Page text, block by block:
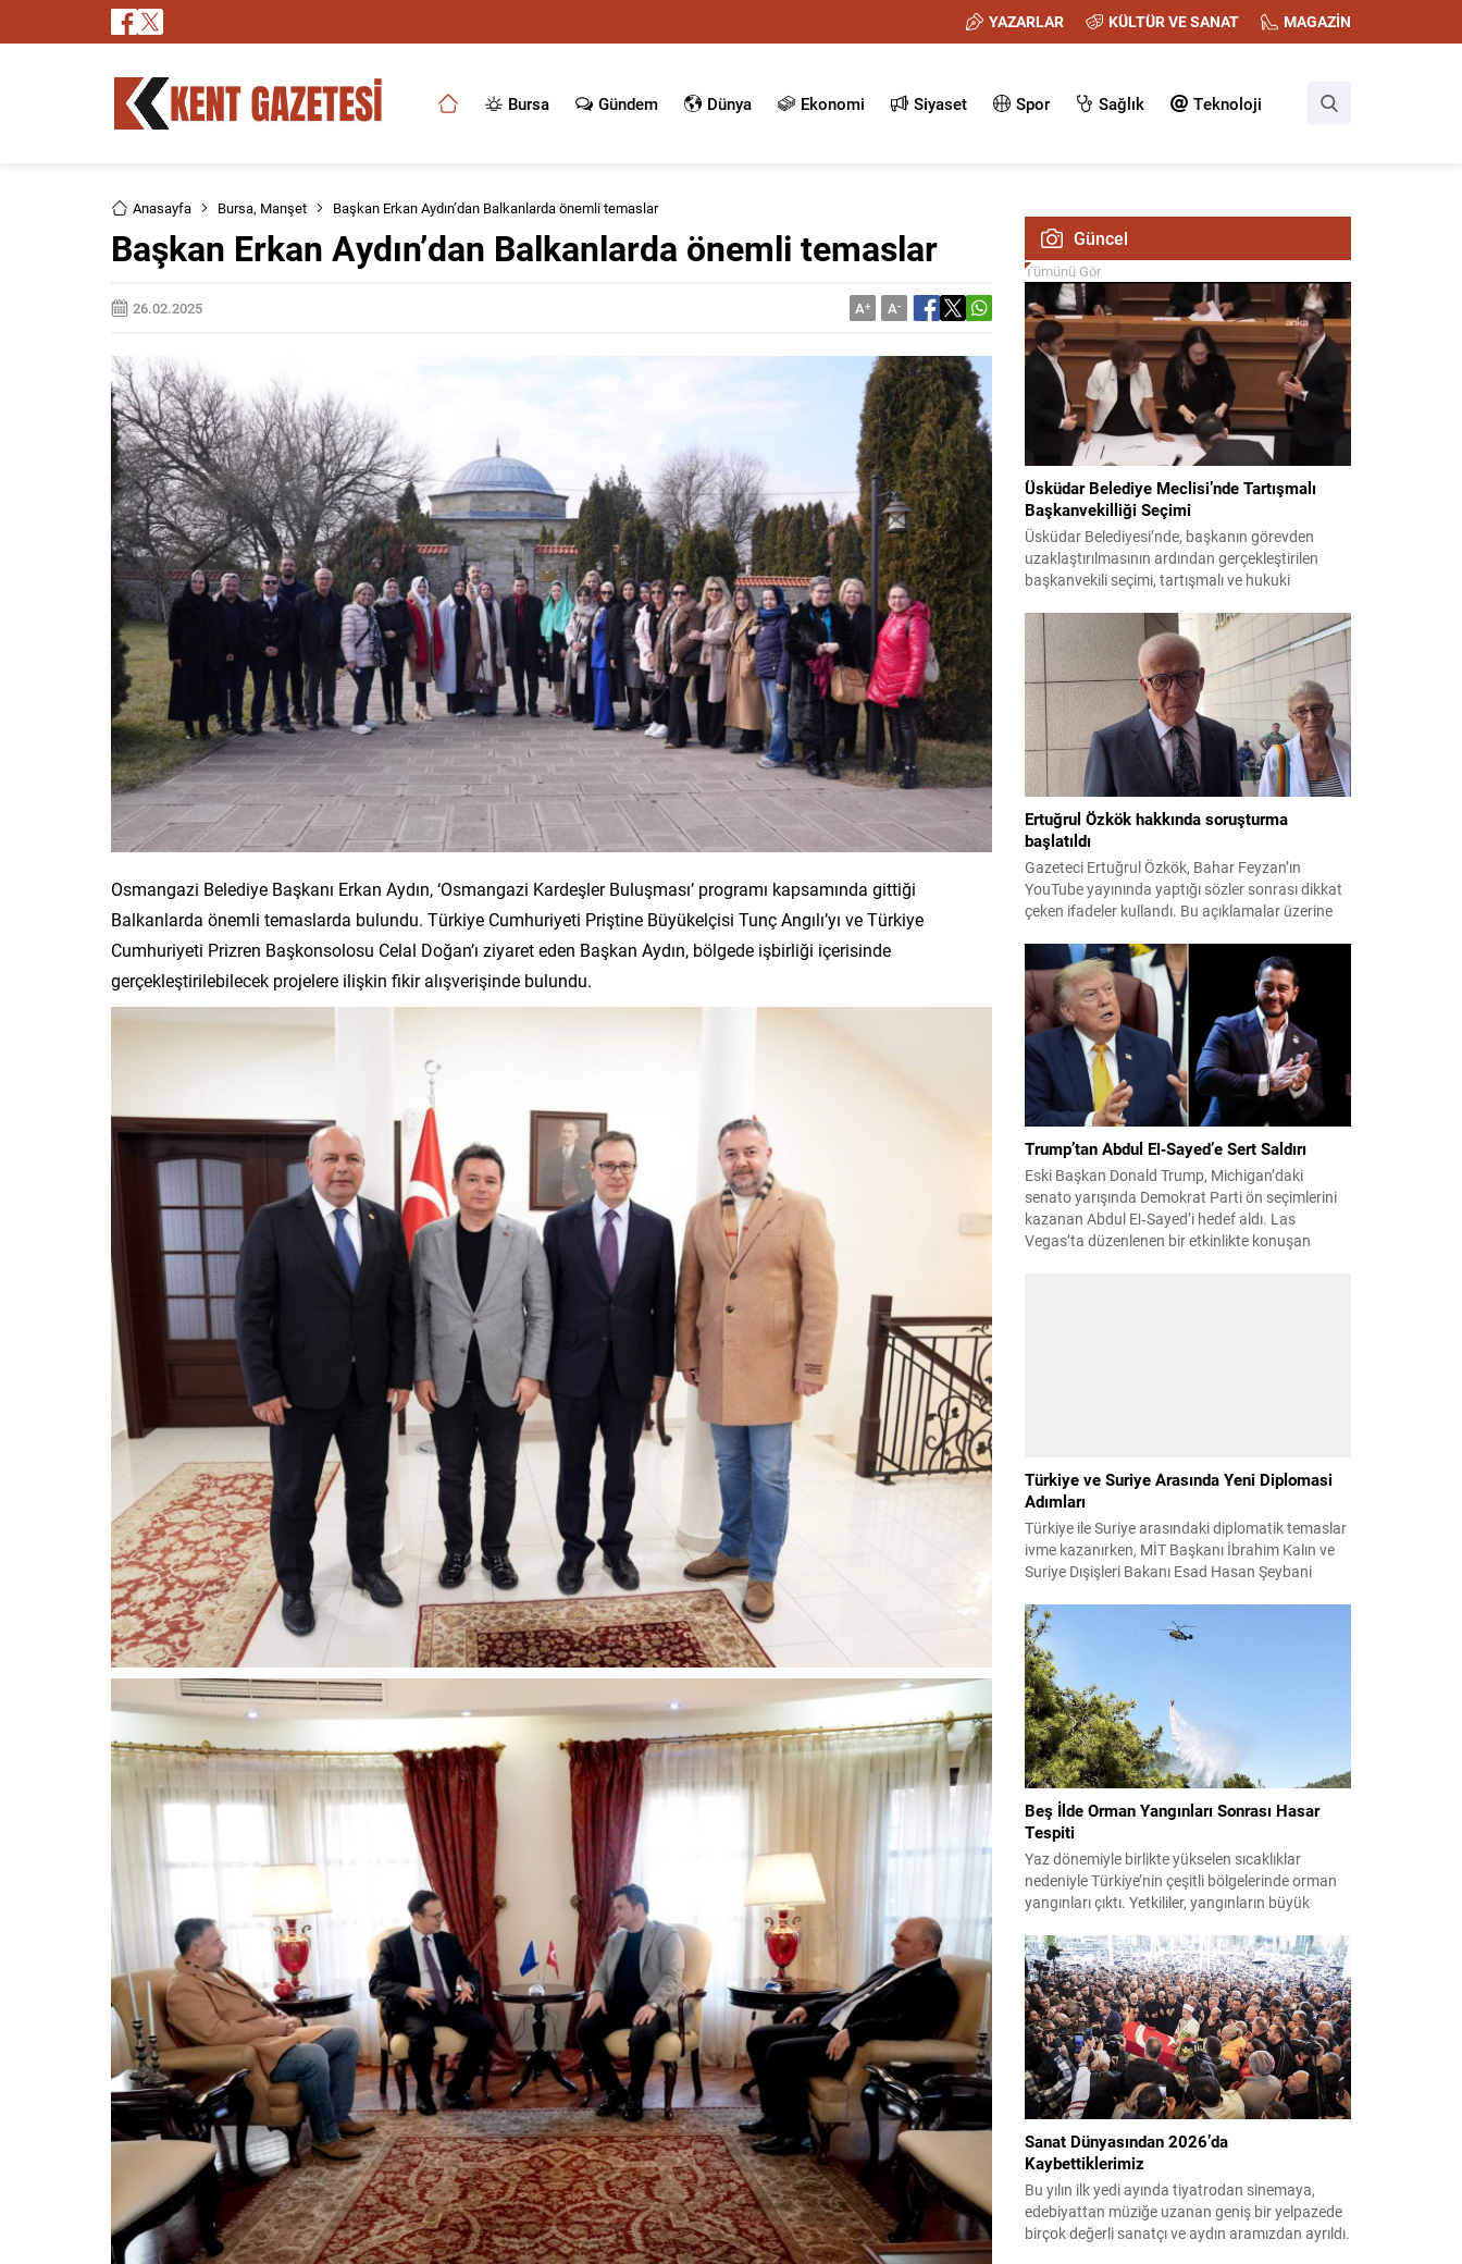
YAZARLAR KÜLTÜR VE SANAT MAGAZİN
Bursa Gündem Dünya Ekonomi Siyaset Spor Sağlık Teknoloji
Anasayfa Bursa, Manşet Başkan Erkan Aydın’dan Balkanlarda önemli temaslar
Başkan Erkan Aydın’dan Balkanlarda önemli temaslar
26.02.2025 A+ A-
Osmangazi Belediye Başkanı Erkan Aydın, ‘Osmangazi Kardeşler Buluşması’ programı kapsamında gittiği
Balkanlarda önemli temaslarda bulundu. Türkiye Cumhuriyeti Priştine Büyükelçisi Tunç Angılı’yı ve Türkiye
Cumhuriyeti Prizren Başkonsolosu Celal Doğan’ı ziyaret eden Başkan Aydın, bölgede işbirliği içerisinde
gerçekleştirilebilecek projelere ilişkin fikir alışverişinde bulundu.
Güncel
Tümünü Gör
Üsküdar Belediye Meclisi’nde Tartışmalı
Başkanvekilliği Seçimi
Üsküdar Belediyesi’nde, başkanın görevden
uzaklaştırılmasının ardından gerçekleştirilen
başkanvekili seçimi, tartışmalı ve hukuki
geldi. Yapılan oylamada usul ve gizlilikle ilgili
ciddi iddialar ortaya atıldı; bazı oyların geçersiz
sayılması ve meclis içindeki yönlendirmeler
kamuoyunda tepkilere yol açtı. Seçim sürecinde
yaşanan gelişmeler, parti grupları arasındaki
gerilimi artırdı. CHP’nin...
Ertuğrul Özkök hakkında soruşturma
başlatıldı
Gazeteci Ertuğrul Özkök, Bahar Feyzan’ın
YouTube yayınında yaptığı sözler sonrası dikkat
çeken ifadeler kullandı. Bu açıklamalar üzerine
Özkök hakkında ‘Cumhurbaşkanına hakaret’
suçundan re’sen soruşturma başlatıldı. Özkök,
hakkındaki soruşturma kapsamında
Çağlayan’daki İstanbul Adalet Sarayı’na giderek
savcılığa ifade verdi. İfadesinin ardından
adliyeden ayrıldığı bildirildi. Programdaki sözleri
ve savunması...
Trump’tan Abdul El‑Sayed’e Sert Saldırı
Eski Başkan Donald Trump, Michigan’daki
senato yarışında Demokrat Parti ön seçimlerini
kazanan Abdul El‑Sayed’i hedef aldı. Las
Vegas’ta düzenlenen bir etkinlikte konuşan
Türkiye ve Suriye Arasında Yeni Diplomasi
Adımları
Türkiye ile Suriye arasındaki diplomatik temaslar
ivme kazanırken, MİT Başkanı İbrahim Kalın ve
Suriye Dışişleri Bakanı Esad Hasan Şeybani
arasındaki iş birliği imkanları ve bölgesel istikrar
konuları detaylı şekilde ele alındı. Taraflar, komşu
ülkelerle ilişkilerin güçlendirilmesinin gerekliliği
üzerinde mutabık kaldı; ayrıca Suriye-Lübnan
ilişkilerine...
Beş İlde Orman Yangınları Sonrası Hasar
Tespiti
Yaz dönemiyle birlikte yükselen sıcaklıklar
nedeniyle Türkiye’nin çeşitli bölgelerinde orman
yangınları çıktı. Yetkililer, yangınların büyük
sürmesi nedeniyle vatandaşları dikkatli olmaya
çağırıyor. Çevre, Şehircilik ve İklim Değişikliği
Bakanı Murat Kurum, beş ilde yapılan hasar
tespitlerinin sonuçlarını paylaştı ve etkilenenlerin
yanında olunacağını vurguladı. Kayıtlar ve
tespit...
Sanat Dünyasından 2026’da
Kaybettiklerimiz
Bu yılın ilk yedi ayında tiyatrodan sinemaya,
edebiyattan müziğe uzanan geniş bir yelpazede
birçok değerli sanatçı ve aydın aramızdan ayrıldı.